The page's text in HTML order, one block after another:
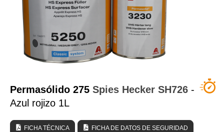
EQUIPAMIENTO PARA TALLERES DE CARROCERÍA
INSTALACIÓN DE LABORATORIO
TUTORIALES Y CONSEJOS
Permasólido 275 Spies Hecker SH726 -
Azul rojizo 1L
FICHA TÉCNICA
FICHA DE DATOS DE SEGURIDAD